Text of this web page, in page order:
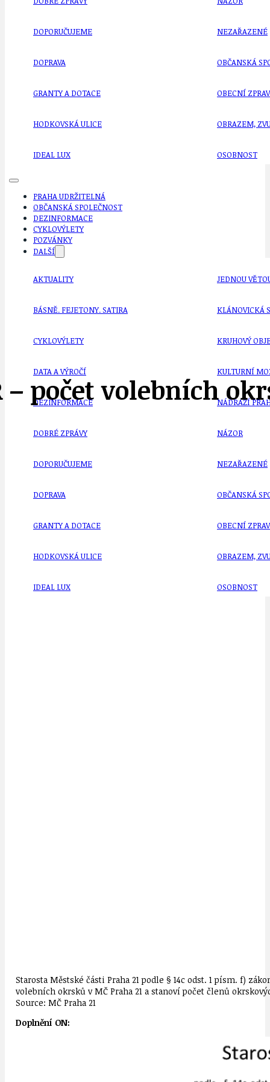
DOPORUČUJEME
DOPRAVA
GRANTY A DOTACE
HODKOVSKÁ ULICE
IDEAL LUX
NEZAŘAZENÉ
OBČANSKÁ
OBECNÍ
OBRAZEM,
OSOBNOST
PRAHA UDRŽITELNÁ
OBČANSKÁ SPOLEČNOST
DEZINFORMACE
CYKLOVÝLETY
POZVÁNKY
DALŠÍ
AKTUALITY
BÁSNĚ. FEJETONY. SATIRA
CYKLOVÝLETY
DATA A VÝROČÍ
DEZINFORMACE
DOBRÉ ZPRÁVY
DOPORUČUJEME
DOPRAVA
GRANTY A DOTACE
HODKOVSKÁ ULICE
IDEAL LUX
JEDNOU
KLÁNOVICKÁ
KRUHOVÝ
KULTURNÍ
NÁDRAŽÍ
NÁZOR
NEZAŘAZENÉ
OBČANSKÁ
OBECNÍ
OBRAZEM,
OSOBNOST
– počet volebních
Starosta Městské části Praha 21 podle § 14c odst. 1 písm. f)
volebních okrsků v MČ Praha 21 a stanoví počet členů
Source: MČ Praha 21
Doplnění ON: